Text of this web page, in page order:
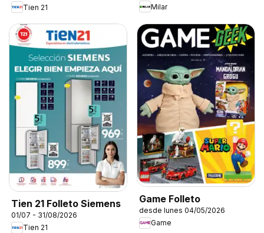
Tien 21
Milar
Tien 21 Folleto Siemens
01/07 - 31/08/2026
Tien 21
Game Folleto
desde lunes 04/05/2026
Game